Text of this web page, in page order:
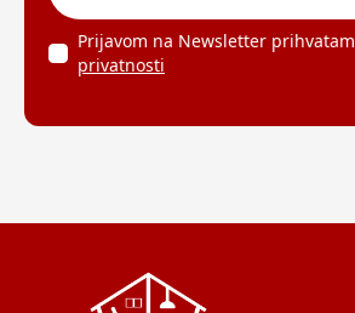
Prijavom na Newsletter prihvatam
privatnosti